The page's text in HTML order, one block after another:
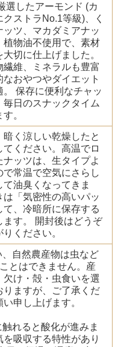
選したアーモンド (カ
ストラNo.1等級)、く
ッツ、マカダミアナッ
植物油不使用で、素材
切に仕上げました。
繊維、ミネラルも豊富
おやつやダイエット
保存に便利なチャッ
毎日のスナックタイム
。
く涼しい乾燥したと
てください。高温でロ
ッツは、生タイプよ
で常温で空気にさらし
油臭くなってきま
「気密性の高いパッ
、冷暗所に保存する
ます。 開封後はどうぞ
ください。
自然農産物は虫など
とはできません。産
け・殻・虫食いを選
りますが、ご了承くだ
申し上げます。
れると酸化が進みま
吸収する特性があり